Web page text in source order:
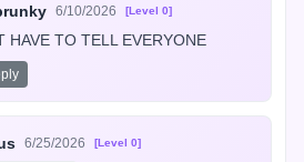
6/10/2026 [Level 0]
HAVE TO TELL EVERYONE
6/25/2026 [Level 0]